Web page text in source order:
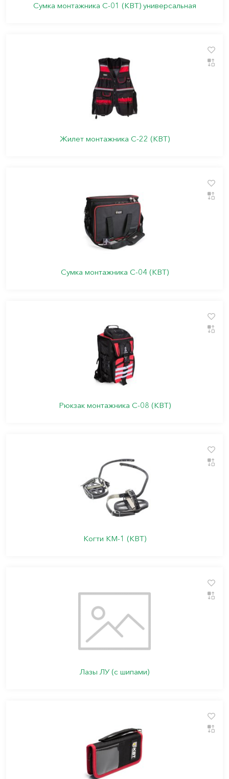
Сумка монтажника С-01 (КВТ) универсальная
Жилет монтажника С-22 (КВТ)
Сумка монтажника С-04 (КВТ)
Рюкзак монтажника С-08 (КВТ)
Когти КМ-1 (КВТ)
Лазы ЛУ (с шипами)